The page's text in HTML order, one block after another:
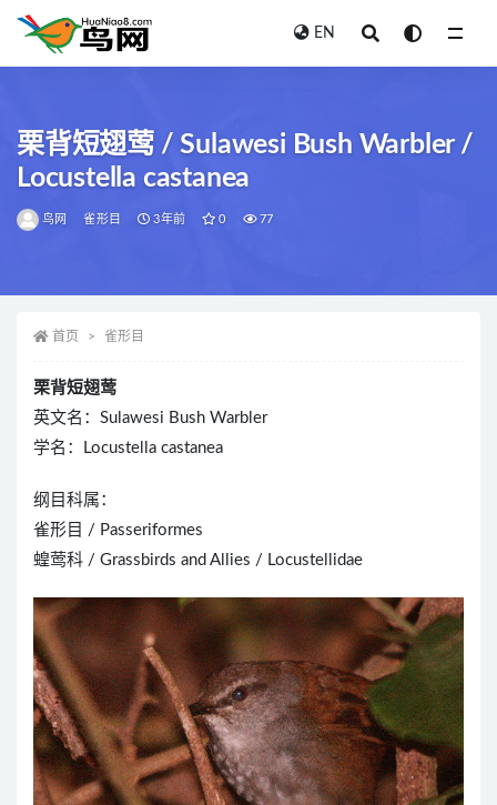
EN
栗背短翅莺 / Sulawesi Bush Warbler /
Locustella castanea
鸟网 雀形目 3年前 0 77
首页 雀形目
栗背短翅莺
英文名：Sulawesi Bush Warbler
学名：Locustella castanea
纲目科属：
雀形目 / Passeriformes
蝗莺科 / Grassbirds and Allies / Locustellidae